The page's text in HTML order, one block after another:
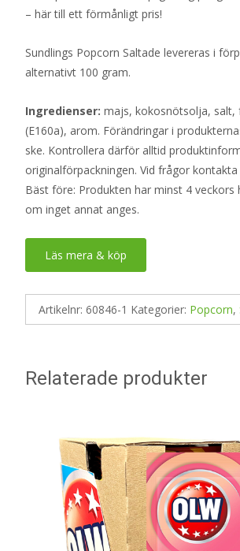
– här till ett förmånligt pris!
Sundlings Popcorn Saltade levereras i
alternativt 100 gram.
Ingredienser: majs, kokosnötsolja, salt,
(E160a), arom. Förändringar i
ske. Kontrollera därför alltid
originalförpackningen. Vid frågor
Bäst före: Produkten har minst 4 veckors
om inget annat anges.
Läs mera & köp
Artikelnr: 60846-1 Kategorier: Popcorn,
Relaterade produkter